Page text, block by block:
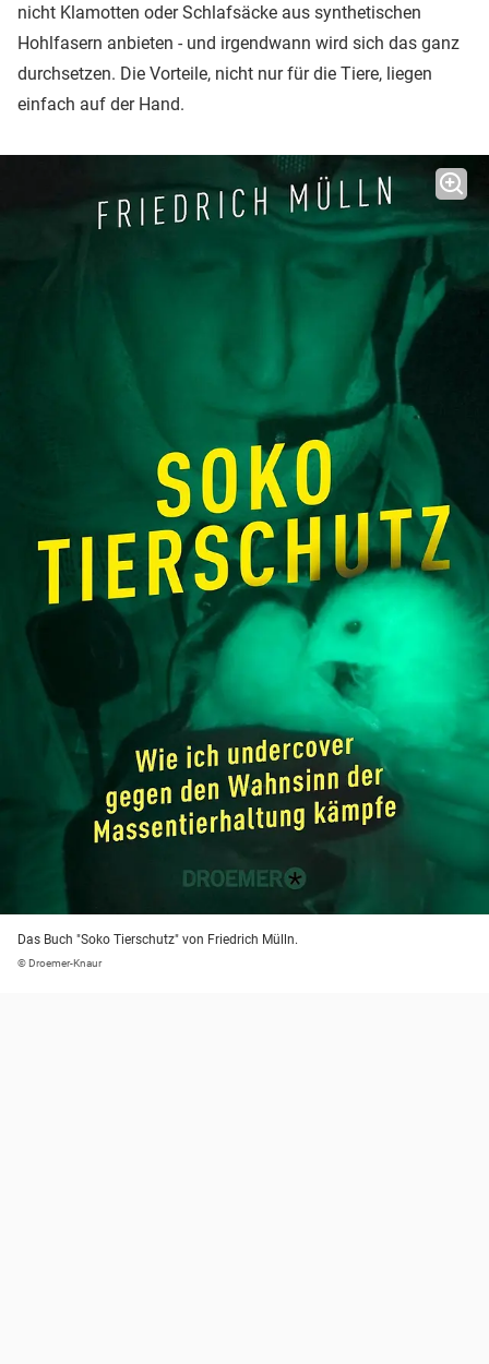
nicht Klamotten oder Schlafsäcke aus synthetischen
Hohlfasern anbieten - und irgendwann wird sich das ganz
durchsetzen. Die Vorteile, nicht nur für die Tiere, liegen
einfach auf der Hand.
Das Buch "Soko Tierschutz" von Friedrich Mülln.
© Droemer-Knaur